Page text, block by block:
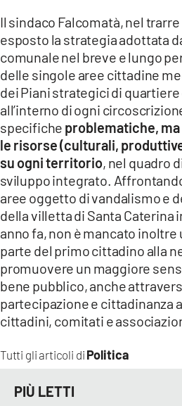
Tutti gli articoli di Politica
Il sindaco Falcomatà, nel
esposto la strategia adottata
comunale nel breve e lungo
delle singole aree cittadine
dei Piani strategici di
all’interno di ogni
specifiche problematiche,
le risorse (culturali,
su ogni territorio, nel quadro
sviluppo integrato.
aree oggetto di vandalismo e
della villetta di Santa Caterina
anno fa, non è mancato
parte del primo cittadino alla
promuovere un maggiore
bene pubblico, anche
partecipazione e cittadinanza
cittadini, comitati e
PIÙ LETTI